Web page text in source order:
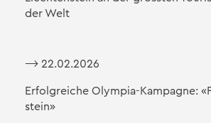
der Welt
⟶ 22.02.2026
Er­folg­rei­che Olym­pia-Kam­pa­gne:
stein»